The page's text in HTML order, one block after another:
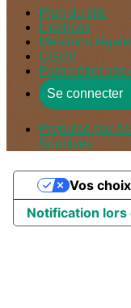
Plan du site
Licences
Mentions
CGUV
Paramétrer vos
Se connecter
Propulsé par
Sportives
Notification lors
Vos